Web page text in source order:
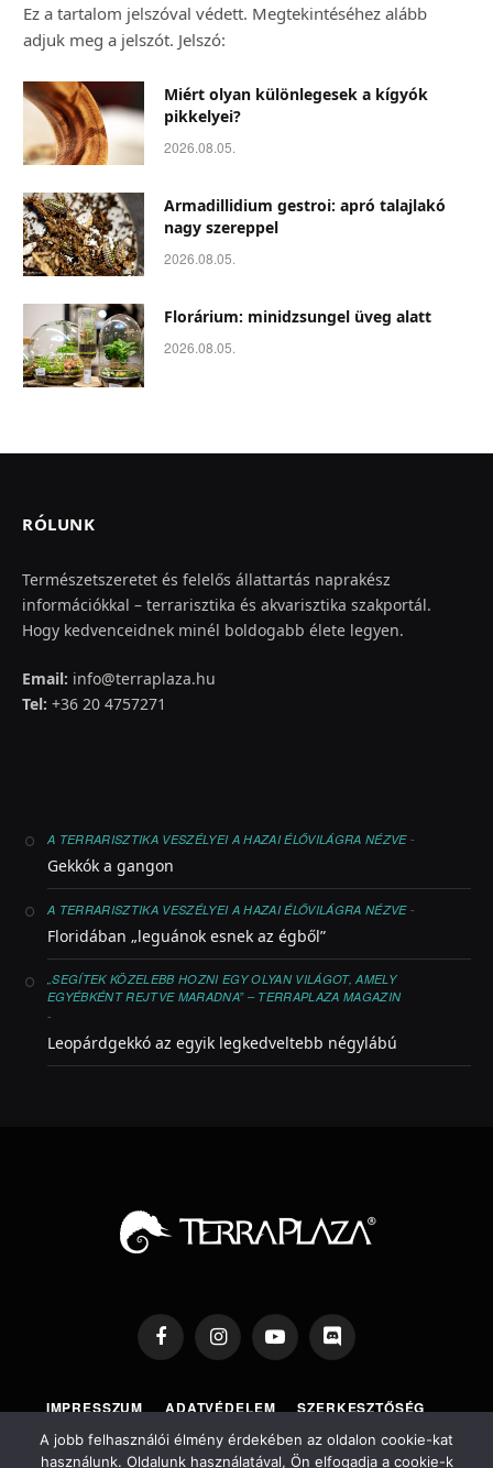
Ez a tartalom jelszóval védett. Megtekintéséhez alább
adjuk meg a jelszót. Jelszó:
Miért olyan különlegesek a kígyók
pikkelyei?
2026.08.05.
Armadillidium gestroi: apró talajlakó
nagy szereppel
2026.08.05.
Florárium: minidzsungel üveg alatt
2026.08.05.
RÓLUNK
Természetszeretet és felelős állattartás naprakész
információkkal – terrarisztika és akvarisztika szakportál.
Hogy kedvenceidnek minél boldogabb élete legyen.
Email: info@terraplaza.hu
Tel: +36 20 4757271
A TERRARISZTIKA VESZÉLYEI A HAZAI ÉLŐVILÁGRA NÉZVE-
Gekkók a gangon
A TERRARISZTIKA VESZÉLYEI A HAZAI ÉLŐVILÁGRA NÉZVE-
Floridában „leguánok esnek az égből”
„SEGÍTEK KÖZELEBB HOZNI EGY OLYAN VILÁGOT, AMELY
EGYÉBKÉNT REJTVE MARADNA” – TERRAPLAZA MAGAZIN
-
Leopárdgekkó az egyik legkedveltebb négylábú
FacebookInstagramYouTubeDiscord
IMPRESSZUM ADATVÉDELEM
SZERKESZTŐSÉG
TERRAPLAZA SHOP
TERRAPLAZA EXPO
A jobb felhasználói élmény érdekében az oldalon cookie-kat
használunk. Oldalunk használatával, Ön elfogadja a cookie-k